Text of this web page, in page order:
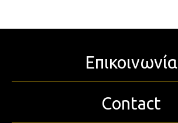
Επικοινωνία
Contact